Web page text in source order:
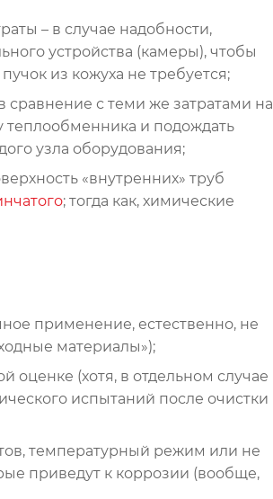
– в случае надобности,
устройства (камеры), чтобы
из кожуха не требуется;
с теми же затратами на
теплообменника и подождать
узла оборудования;
«внутренних» труб
; тогда как, химические
применение, естественно, не
материалы»);
оценке (хотя, в отдельном случае
испытаний после очистки
температурный режим или не
приведут к коррозии (вообще,